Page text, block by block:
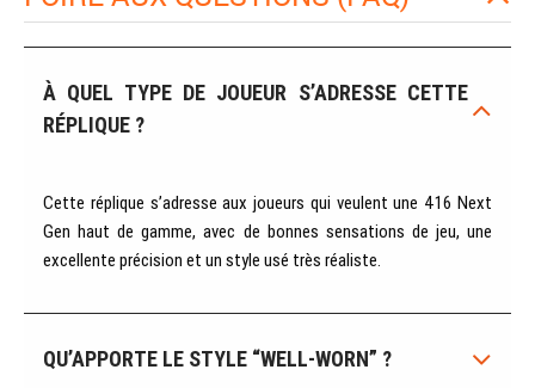
À QUEL TYPE DE JOUEUR S’ADRESSE CETTE
RÉPLIQUE ?
Cette réplique s’adresse aux joueurs qui veulent une 416 Next
Gen haut de gamme, avec de bonnes sensations de jeu, une
excellente précision et un style usé très réaliste.
QU’APPORTE LE STYLE “WELL-WORN” ?